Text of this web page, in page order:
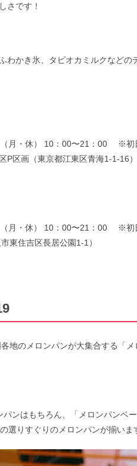
さです！
わかき氷、タピオカミルクなど
（月・休） 10：00〜21：00 ※初
区画（東京都江東区青海1-1-16）
（月・休） 10：00〜21：00 ※初
東住吉区長居公園1-1）
地のメロンパンが大集合する「
ンはもちろん、「メロンパンベ
選りすぐりのメロンパンが揃いま